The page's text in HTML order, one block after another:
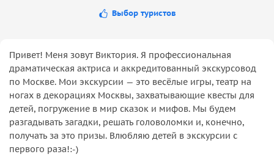
Выбор туристов
Привет! Меня зовут Виктория. Я профессиональная
драматическая актриса и аккредитованный экскурсовод
по Москве. Мои экскурсии — это весёлые игры, театр на
ногах в декорациях Москвы, захватывающие квесты для
детей, погружение в мир сказок и мифов. Мы будем
разгадывать загадки, решать головоломки и, конечно,
получать за это призы. Влюбляю детей в экскурсии с
первого раза!:-)